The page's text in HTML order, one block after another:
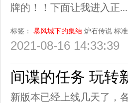
牌的！！下面让我进入正...
标签： 暴风城下的集结 炉石传说 标
2021-08-16 14:33:39
间谍的任务 玩转
新版本已经上线几天了，